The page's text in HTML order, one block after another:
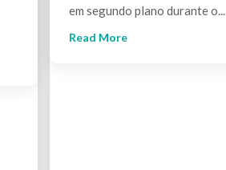
em segundo plano durante o...
Read More